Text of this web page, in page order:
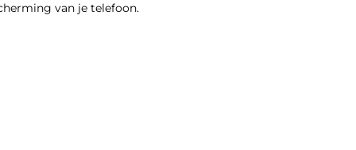
van je telefoon.